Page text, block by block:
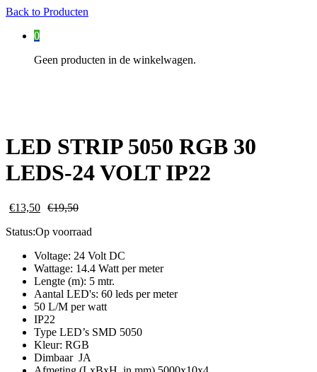
Back to Producten
0
Geen producten in de winkelwagen.
LED STRIP 5050 RGB 30
LEDS-24 VOLT IP22
€13,50 €19,50
Status:Op voorraad
Voltage: 24 Volt DC
Wattage: 14.4 Watt per meter
Lengte (m): 5 mtr.
Aantal LED's: 60 leds per meter
50 L/M per watt
IP22
Type LED’s SMD 5050
Kleur: RGB
Dimbaar JA